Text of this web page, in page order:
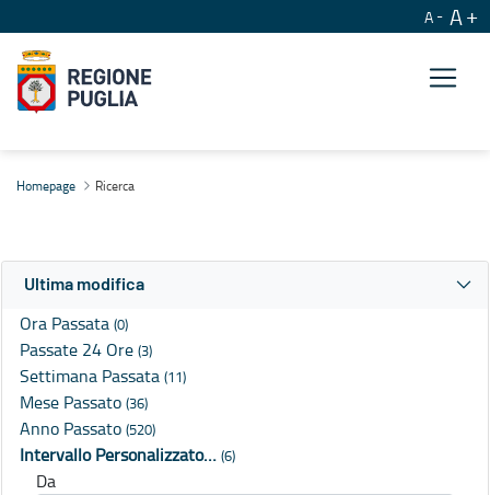
A A
Homepage Ricerca
Ultima modifica
Ora Passata (0)
Passate 24 Ore (3)
Settimana Passata (11)
Mese Passato (36)
Anno Passato (520)
Intervallo Personalizzato… (6)
Da